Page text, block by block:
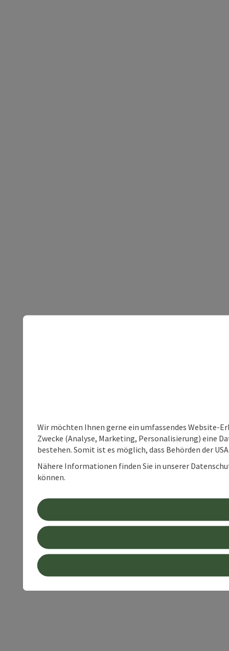
Wir möchten Ihnen gerne ein umfassendes Website-
Zwecke (Analyse, Marketing, Personalisierung) eine
bestehen. Somit ist es möglich, dass Behörden der
Nähere Informationen finden Sie in unserer
können.